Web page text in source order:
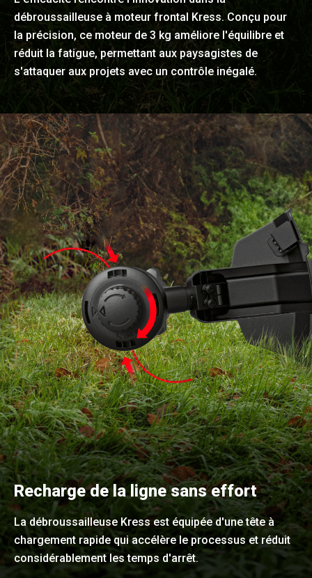
débroussailleuse à moteur frontal Kress. Conçu pour
la précision, ce moteur de 3 kg améliore l'équilibre et
réduit la fatigue, permettant aux paysagistes de
s'attaquer aux projets avec un contrôle inégalé.
Recharge de la ligne sans effort
La débroussailleuse Kress est équipée d'une tête à
chargement rapide qui accélère le processus et réduit
considérablement les temps d'arrêt.